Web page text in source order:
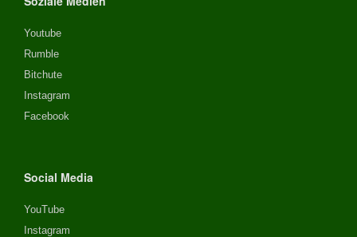
Youtube
Rumble
Bitchute
Instagram
Facebook
Social Media
YouTube
Instagram